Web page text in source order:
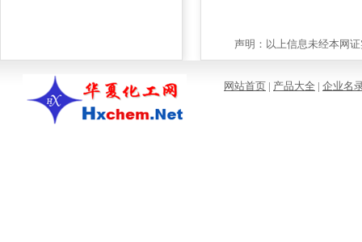
声明：以上信息未经本网
网站首页 | 产品大全 | 企业名